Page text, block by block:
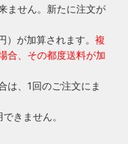
ません。新たに注文が
）が加算されます。 複
合、その都度送料が加
は、1回のご注文にま
きません。